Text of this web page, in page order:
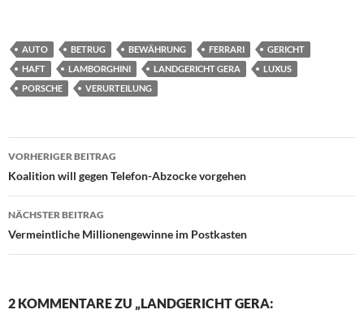
AUTO BETRUG BEWÄHRUNG FERRARI
GERICHT
HAFT
LAMBORGHINI LANDGERICHT GERA
LUXUS
PORSCHE
VERURTEILUNG
Beitragsnavigation
VORHERIGER BEITRAG
Koalition will gegen Telefon-Abzocke vorgehen
NÄCHSTER BEITRAG
Vermeintliche Millionengewinne im Postkasten
2 KOMMENTARE ZU „LANDGERICHT GERA: